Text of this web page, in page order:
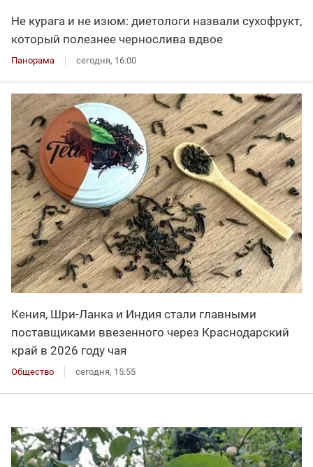
Не курага и не изюм: диетологи назвали сухофрукт,
который полезнее чернослива вдвое
Панорама сегодня, 16:00
Кения, Шри-Ланка и Индия стали главными
поставщиками ввезенного через Краснодарский
край в 2026 году чая
Общество сегодня, 15:55